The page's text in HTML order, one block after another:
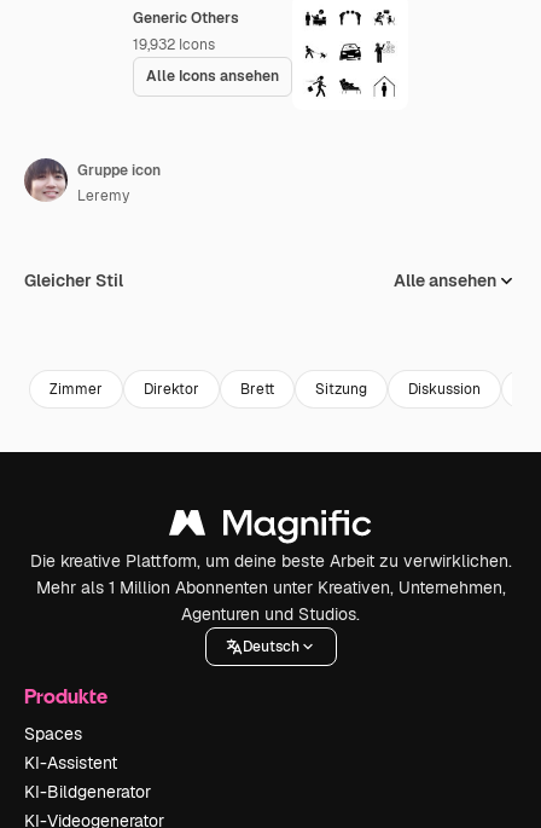
Generic Others
19,932 Icons
Alle Icons ansehen
Gruppe icon
Leremy
Gleicher Stil Alle ansehen
Zimmer Direktor Brett Sitzung Diskussion
Die kreative Plattform, um deine beste Arbeit zu verwirklichen.
Mehr als 1 Million Abonnenten unter Kreativen, Unternehmen,
Agenturen und Studios.
Deutsch
Produkte
Spaces
KI-Assistent
KI-Bildgenerator
KI-Videogenerator